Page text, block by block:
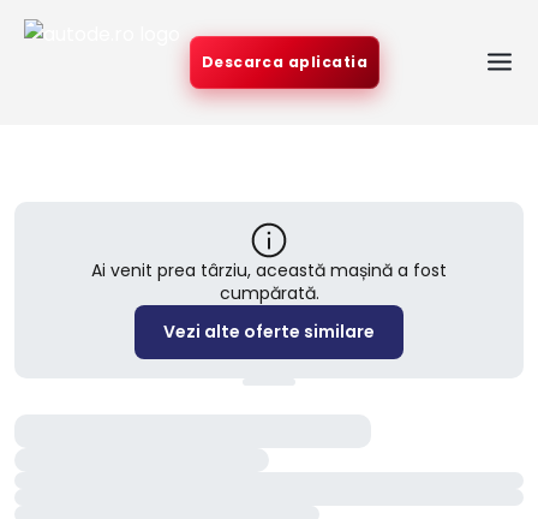
Descarca aplicatia
Ai venit prea târziu, această mașină a fost
cumpărată.
Vezi alte oferte similare